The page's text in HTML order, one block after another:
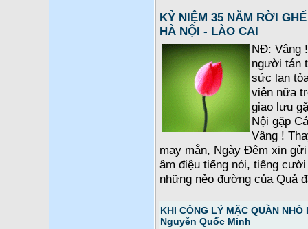
KỶ NIỆM 35 NĂM RỜI
HÀ NỘI - LÀO CAI
NĐ: Vâng
người tán
sức lan
viên nữa
giao lưu
Nội gặp
Vâng !
may mắn, Ngày Đêm xin
âm điệu tiếng nói, tiếng
những nẻo đường của Quả
KHI CÔNG LÝ MẶC QUẦN
Nguyễn Quốc Minh